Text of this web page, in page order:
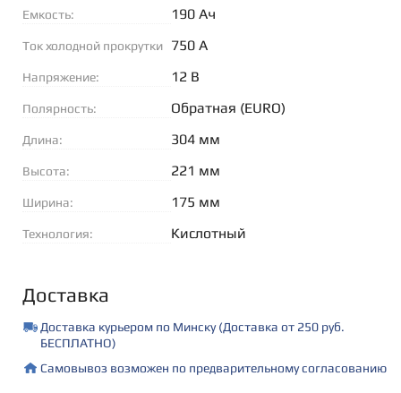
Емкость: 190 Ач
Ток холодной прокрутки
750 А
Напряжение: 12 В
Полярность: Обратная (EURO)
Длина: 304 мм
Высота: 221 мм
Ширина: 175 мм
Технология: Кислотный
Доставка
Доставка курьером по Минску (Доставка от 250 руб.
БЕСПЛАТНО)
Самовывоз возможен по предварительному согласованию